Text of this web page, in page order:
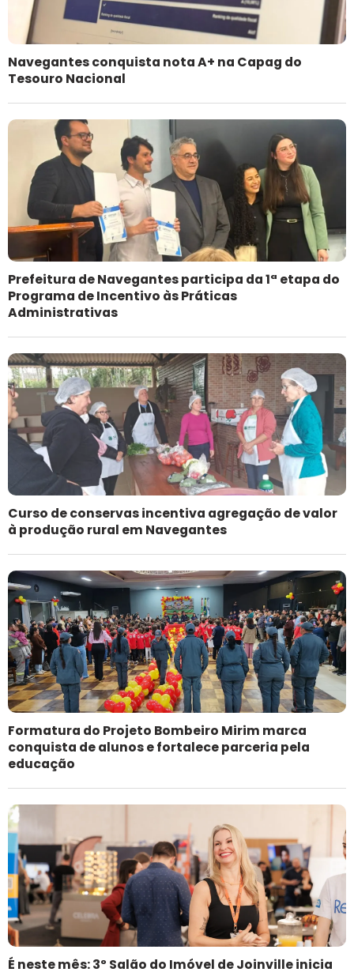
Navegantes conquista nota A+ na Capag do
Tesouro Nacional
Prefeitura de Navegantes participa da 1ª etapa do
Programa de Incentivo às Práticas
Administrativas
Curso de conservas incentiva agregação de valor
à produção rural em Navegantes
Formatura do Projeto Bombeiro Mirim marca
conquista de alunos e fortalece parceria pela
educação
É neste mês: 3º Salão do Imóvel de Joinville inicia